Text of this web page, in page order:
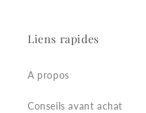
Liens rapides
A propos
Conseils avant achat